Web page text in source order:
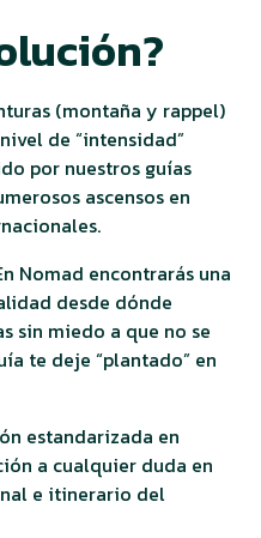
(montaña y rappel)
de “intensidad”
por nuestros guías
ascensos en
Nomad encontrarás una
desde dónde
sin miedo a que no se
te deje “plantado” en
estandarizada en
a cualquier duda en
e itinerario del